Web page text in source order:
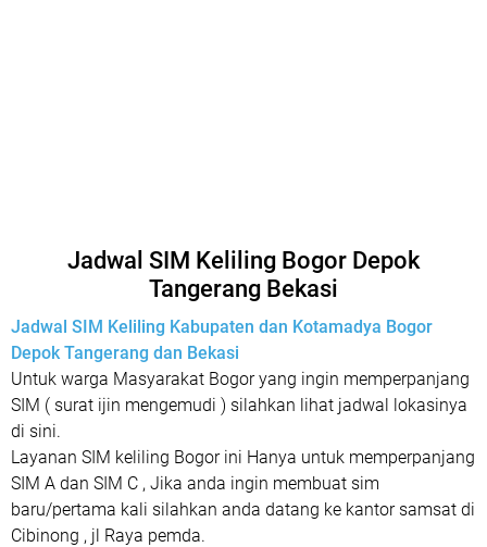
Jadwal SIM Keliling Bogor Depok
Tangerang Bekasi
Jadwal SIM Keliling Kabupaten dan Kotamadya Bogor
Depok Tangerang dan Bekasi
Untuk warga Masyarakat Bogor yang ingin memperpanjang
SIM ( surat ijin mengemudi ) silahkan lihat jadwal lokasinya
di sini.
Layanan SIM keliling Bogor ini Hanya untuk memperpanjang
SIM A dan SIM C , Jika anda ingin membuat sim
baru/pertama kali silahkan anda datang ke kantor samsat di
Cibinong , jl Raya pemda.